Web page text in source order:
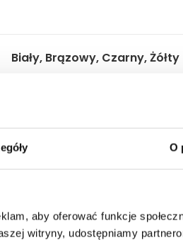
O
aby oferować funkcje
witryny, udostępniamy
Biały, Brązowy, Czarny, Żółty
Salon wypoczynkowy